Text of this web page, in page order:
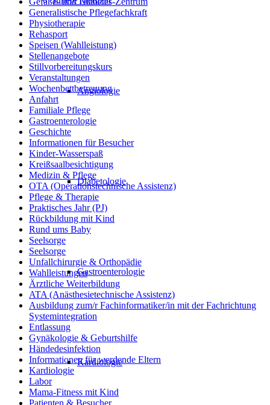
Angiologie
Diabetologie
Gastroenterologie
Kardiologie
Generalistische Pflegefachkraft
Physiotherapie
Rehasport
Speisen (Wahlleistung)
Stellenangebote
Stillvorbereitungskurs
Veranstaltungen
Wochenbettbetreuung
Anfahrt
Familiale Pflege
Gastroenterologie
Geschichte
Informationen für Besucher
Kinder-Wasserspaß
Kreißsaalbesichtigung
Medizin & Pflege
OTA (Operationstechnische Assistenz)
Pflege & Therapie
Praktisches Jahr (PJ)
Rückbildung mit Kind
Rund ums Baby
Seelsorge
Seelsorge
Unfallchirurgie & Orthopädie
Wahlleistungen
Ärztliche Weiterbildung
ATA (Anästhesietechnische Assistenz)
Ausbildung zum/r Fachinformatiker/in mit der Fachrichtung
Systemintegration
Entlassung
Gynäkologie & Geburtshilfe
Händedesinfektion
Informationen für werdende Eltern
Kardiologie
Labor
Mama-Fitness mit Kind